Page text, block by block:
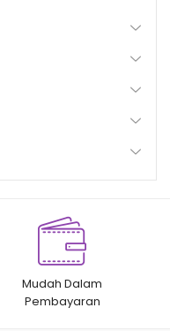
Mudah Dalam
Pembayaran